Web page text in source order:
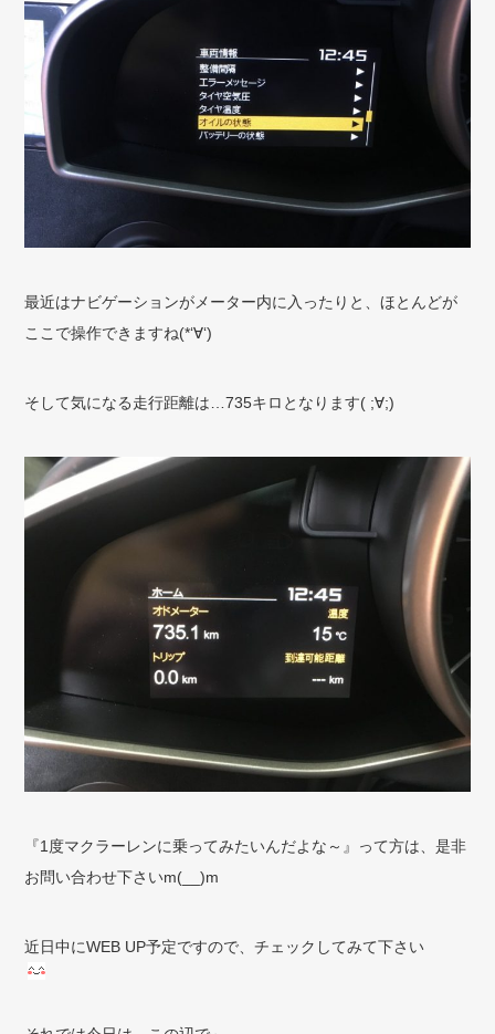
最近はナビゲーションがメーター内に入ったりと、ほとんどが
ここで操作できますね(*‘∀‘)
そして気になる走行距離は…735キロとなります( ;∀;)
『1度マクラーレンに乗ってみたいんだよな～』って方は、是非
お問い合わせ下さいm(__)m
近日中にWEB UP予定ですので、チェックしてみて下さい